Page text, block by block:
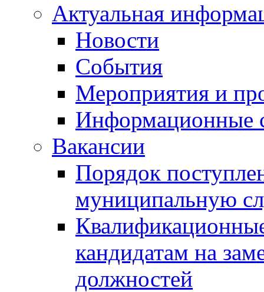
Актуальная
Новости
События
Мероприятия и
Информационные
Вакансии
Порядок
муниципальную
кандидатам на
должностей